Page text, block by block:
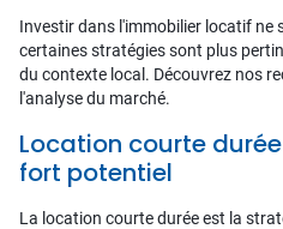
Investir dans l'immobilier locatif ne
certaines stratégies sont plus
du contexte local. Découvrez nos
l'analyse du marché.
Location courte
fort potentiel
La location courte durée est la